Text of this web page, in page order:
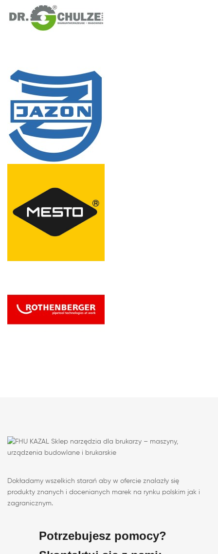
Dokładamy wszelkich starań aby w ofercie znalazły się
produkty znanych i docenianych marek na rynku polskim jak i
zagranicznym.
Potrzebujesz pomocy?